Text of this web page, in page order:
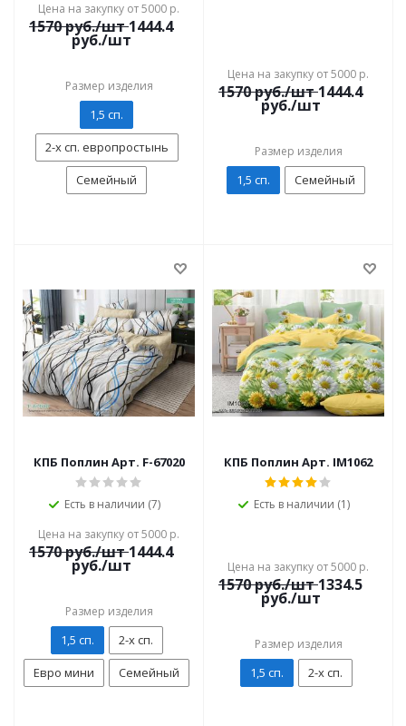
Цена на закупку от 5000 р.
1570руб./шт 1444.4
руб./шт
Размер изделия
1,5 сп.
2-х сп. европростынь
Семейный
Цена на закупку от 5000 р.
1570руб./шт 1444.4
руб./шт
Размер изделия
1,5 сп. Семейный
КПБ Поплин Арт. F-67020
Есть в наличии (7)
Цена на закупку от 5000 р.
1570руб./шт 1444.4
руб./шт
Размер изделия
1,5 сп.
2-х сп.
Евро мини
Семейный
КПБ Поплин Арт. IM1062
Есть в наличии (1)
Цена на закупку от 5000 р.
1570руб./шт 1334.5
руб./шт
Размер изделия
1,5 сп. 2-х сп.